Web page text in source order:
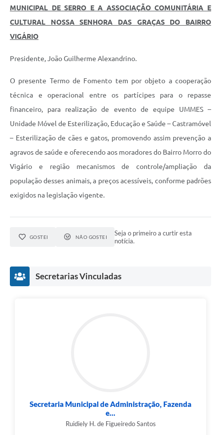
Covid -19 em Serro
Galeria de Vídeos
Telefones Úteis
Diário Oficial
Contratos, Convênios e Publicações MROSC
Ouvidoria Municipal
Notícias
Listagem de Contribuintes Inscritos na Dívida Ativa do
MUNICIPAL DE SERRO E A ASSOCIAÇÃO COMUNITÁRIA E
CULTURAL NOSSA SENHORA DAS GRAÇAS DO BAIRRO
VIGÁRIO
Presidente, João Guilherme Alexandrino.
O presente Termo de Fomento tem por objeto a cooperação
técnica e operacional entre os partícipes para o repasse
financeiro, para realização de evento de equipe UMMES –
Unidade Móvel de Esterilização, Educação e Saúde – Castramóvel
– Esterilização de cães e gatos, promovendo assim prevenção a
agravos de saúde e oferecendo aos moradores do Bairro Morro do
Vigário e região mecanismos de controle/ampliação da
população desses animais, a preços acessíveis, conforme padrões
exigidos na legislação vigente.
GOSTEI NÃO GOSTEI
Seja o primeiro a curtir esta
notícia.
Secretarias Vinculadas
Secretaria Municipal de Administração, Fazenda
e...
Ruidiely H. de Figueiredo Santos